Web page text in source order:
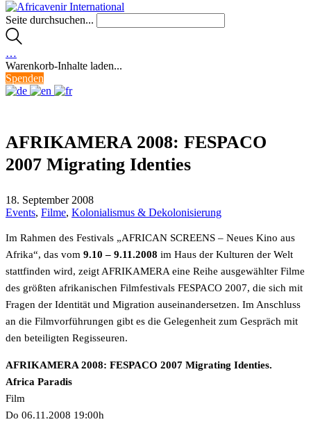
Seite durchsuchen...
…
Warenkorb-Inhalte laden...
Spenden
AFRIKAMERA 2008: FESPACO
2007 Migrating Identies
18. September 2008
Events, Filme, Kolonialismus & Dekolonisierung
Im Rahmen des Festivals „AFRICAN SCREENS – Neues Kino aus
Afrika“, das vom 9.10 – 9.11.2008 im Haus der Kulturen der Welt
stattfinden wird, zeigt AFRIKAMERA eine Reihe ausgewählter Filme
des größten afrikanischen Filmfestivals FESPACO 2007, die sich mit
Fragen der Identität und Migration auseinandersetzen. Im Anschluss
an die Filmvorführungen gibt es die Gelegenheit zum Gespräch mit
den beteiligten Regisseuren.
AFRIKAMERA 2008: FESPACO 2007 Migrating Identies.
Africa Paradis
Film
Do 06.11.2008 19:00h